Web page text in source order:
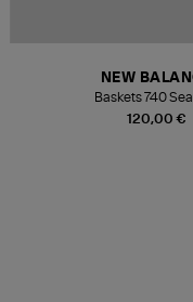
120,00 €
NEW
Baskets 740